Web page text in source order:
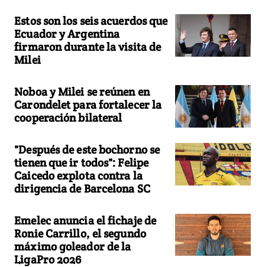
Estos son los seis acuerdos que
Ecuador y Argentina
firmaron durante la visita de
Milei
Noboa y Milei se reúnen en
Carondelet para fortalecer la
cooperación bilateral
"Después de este bochorno se
tienen que ir todos": Felipe
Caicedo explota contra la
dirigencia de Barcelona SC
Emelec anuncia el fichaje de
Ronie Carrillo, el segundo
máximo goleador de la
LigaPro 2026